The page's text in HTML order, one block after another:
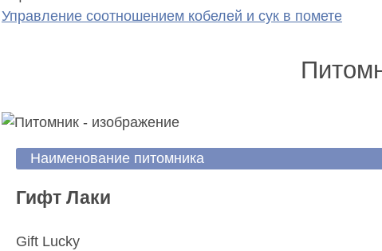
Управление соотношением кобелей и сук в помете
Наименование питомника
Гифт Лаки
Gift Lucky